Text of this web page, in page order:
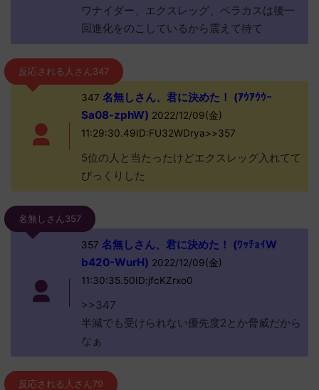
ワナイダー、エクスレッグ、ベラカスは後一
回進化をのこしているから震えて待て
反応される人さん347
347 名無しさん、君に決めた！ (ｱｳｱｳｳｰ
Sa08-zphW) 2022/12/09(金)
11:29:30.49ID:FU32WDrya>>357
5位の人と当たったけどエクスレッグ入れてて
びっくりした
名無しさん357
357 名無しさん、君に決めた！ (ﾜｯﾁｮｲW
b420-WurH) 2022/12/09(金)
11:30:35.50ID:jfcKZrxo0
>>347
半減でも受けられない優先度2とか脅威だから
なぁ
反応される人さん79